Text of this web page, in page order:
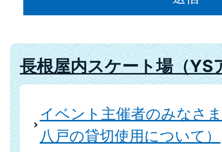
長根屋内スケート場（YS
イベント主催者のみなさ
八戸の貸切使用について）